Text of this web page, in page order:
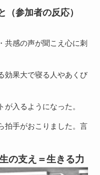
（参加者の反応）
感の声が聞こえ心に刺
効果大で寝る人やあくび
入るようになった。
拍手がおこりました。言
の支え＝生きる力